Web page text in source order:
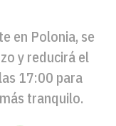
en Polonia, se
y reducirá el
17:00 para
tranquilo.